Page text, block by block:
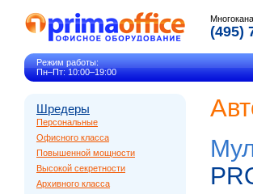
(495)
Режим работы:
Пн–Пт: 10:00–19:00
Шредеры
Персональные
Офисного класса
Повышенной мощности
Высокой секретности
Архивного класса